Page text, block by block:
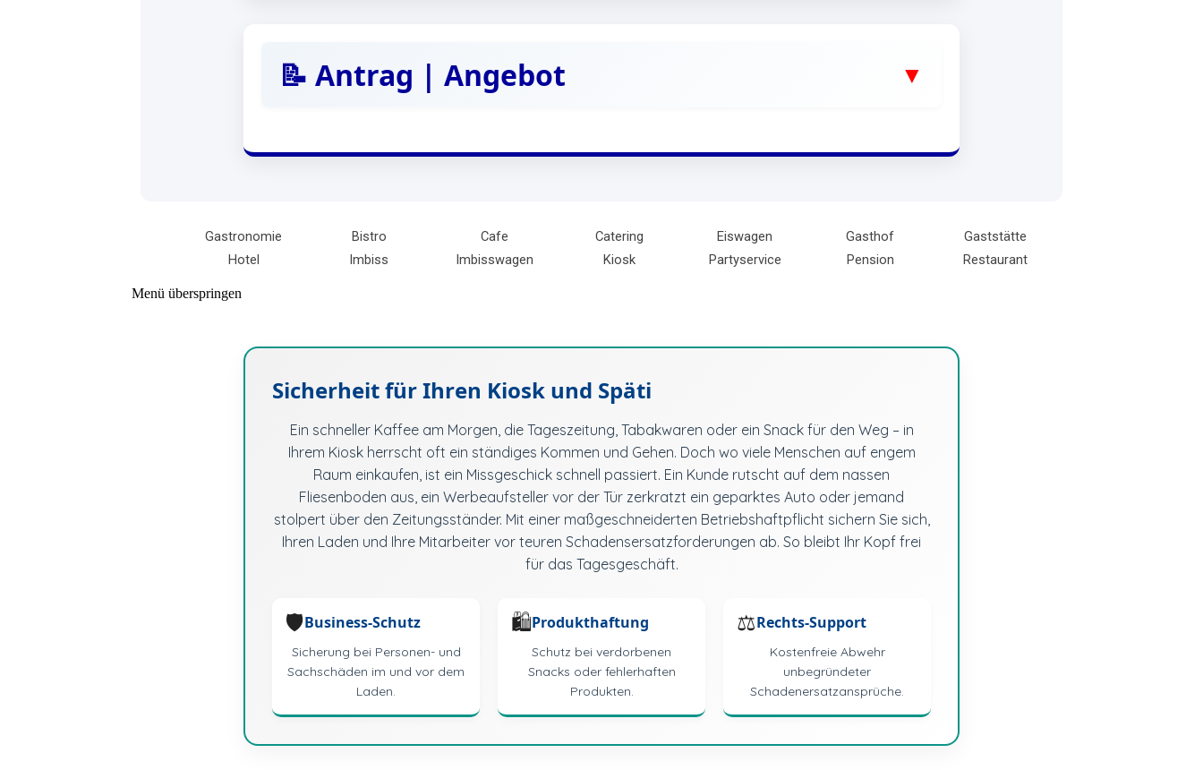
📝 Antrag | Angebot
Menü überspringen
Gastronomie Bistro Cafe Catering Eiswagen Gasthof
Gaststätte
Hotel
Imbiss Imbisswagen Kiosk Partyservice Pension Restaurant
Sicherheit für Ihren Kiosk und Späti
Ein schneller Kaffee am Morgen, die Tageszeitung, Tabakwaren oder ein Snack für den Weg – in
Ihrem Kiosk herrscht oft ein ständiges Kommen und Gehen. Doch wo viele Menschen auf engem
Raum einkaufen, ist ein Missgeschick schnell passiert. Ein Kunde rutscht auf dem nassen
Fliesenboden aus, ein Werbeaufsteller vor der Tür zerkratzt ein geparktes Auto oder jemand
stolpert über den Zeitungsständer. Mit einer maßgeschneiderten Betriebshaftpflicht sichern Sie sich,
Ihren Laden und Ihre Mitarbeiter vor teuren Schadensersatzforderungen ab. So bleibt Ihr Kopf frei
für das Tagesgeschäft.
🛡️Business-Schutz
Sicherung bei Personen- und
Sachschäden im und vor dem
Laden.
🛍️Produkthaftung
Schutz bei verdorbenen
Snacks oder fehlerhaften
Produkten.
⚖️Rechts-Support
Kostenfreie Abwehr
unbegründeter
Schadenersatzansprüche.